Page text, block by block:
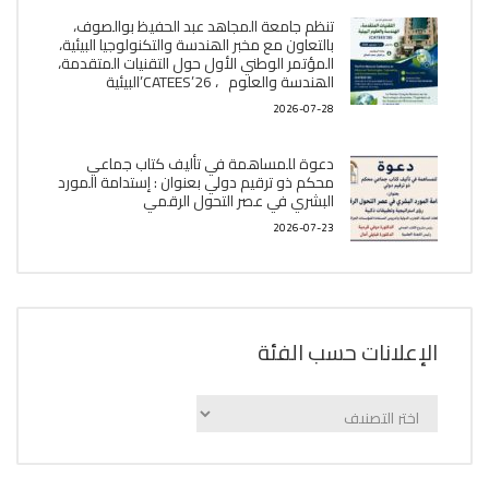
تنظم جامعة المجاهد عبد الحفيظ بوالصوف،
بالتعاون مع مخبر الھندسة والتكنولوجيا البیئیة،
المؤتمر الوطني الأول حول التقنيات المتقدمة،
الھندسة والعلوم ، CATEES’26’البیئية
2026-07-28
دعوة للمساهمة في تأليف كتاب جماعي
محكم ذو ترقيم دولي بعنوان : إستدامة المورد
البشري في عصر التحول الرقمي
2026-07-23
الإعلانات حسب الفئة
الإعلانات